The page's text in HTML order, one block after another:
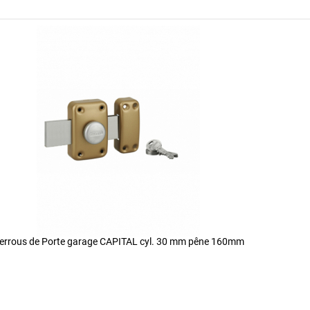
de Porte garage CAPITAL cyl. 30 mm pêne 160mm